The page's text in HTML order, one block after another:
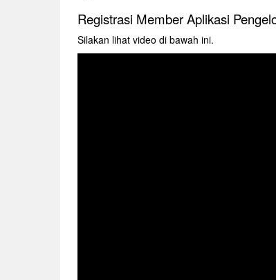
Registrasi Member Aplikasi
Silakan lihat video di bawah ini.